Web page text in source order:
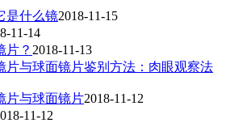
是什么镜2018-11-15
11-14
片？ 2018-11-13
片与球面镜片鉴别方法：肉眼观察法
片与球面镜片2018-11-12
11-12